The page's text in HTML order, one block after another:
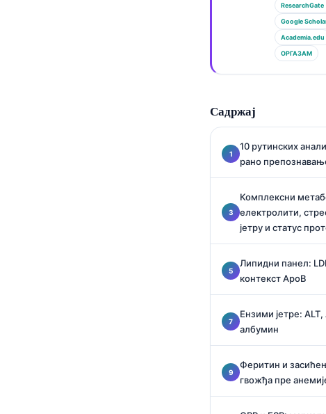
ResearchGate
Google
Academia.edu
ОРГАЗАМ
Садржај
10 рутинских
рано
Комплексни
електролити,
јетру и статус
Липидни панел:
контекст ApoB
Ензими јетре:
албумин
Феритин и
гвожђа пре